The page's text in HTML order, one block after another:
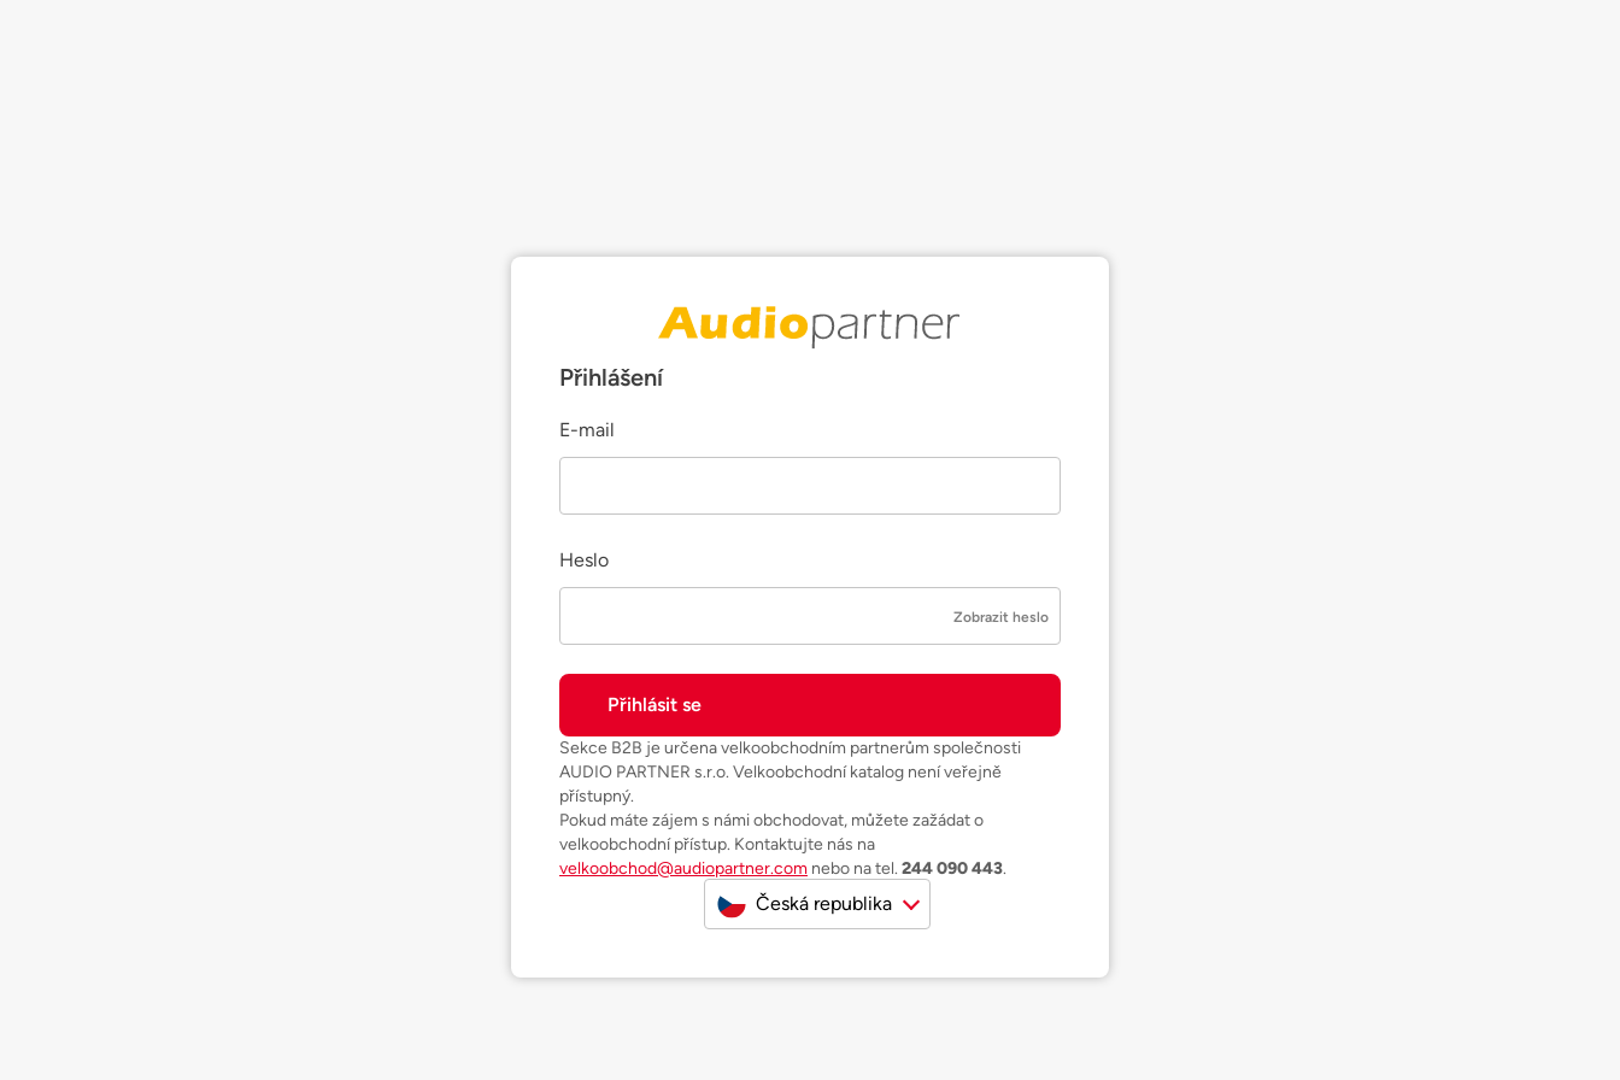
Přihlášení
E-mail
Heslo
Zobrazit heslo
Sekce B2B je určena velkoobchodním partnerům společnosti
AUDIO PARTNER s.r.o. Velkoobchodní katalog není veřejně
přístupný.
Pokud máte zájem s námi obchodovat, můžete zažádat o
velkoobchodní přístup. Kontaktujte nás na
velkoobchod@audiopartner.com nebo na tel. 244 090 443.
Česká republika